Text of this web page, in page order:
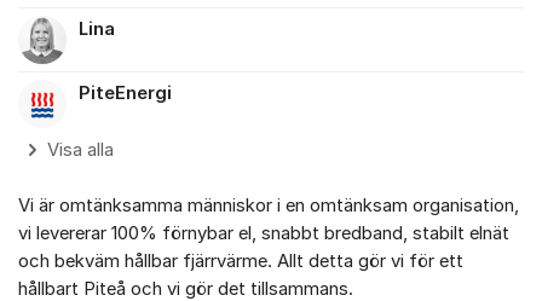
Lina
PiteEnergi
Visa alla
Vi är omtänksamma människor i en omtänksam organisation,
vi levererar 100% förnybar el, snabbt bredband, stabilt elnät
och bekväm hållbar fjärrvärme. Allt detta gör vi för ett
hållbart Piteå och vi gör det tillsammans.